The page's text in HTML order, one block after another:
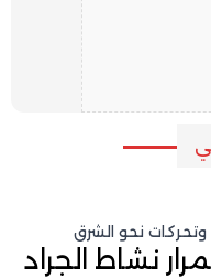
نحو الشرق
نشاط الجراد